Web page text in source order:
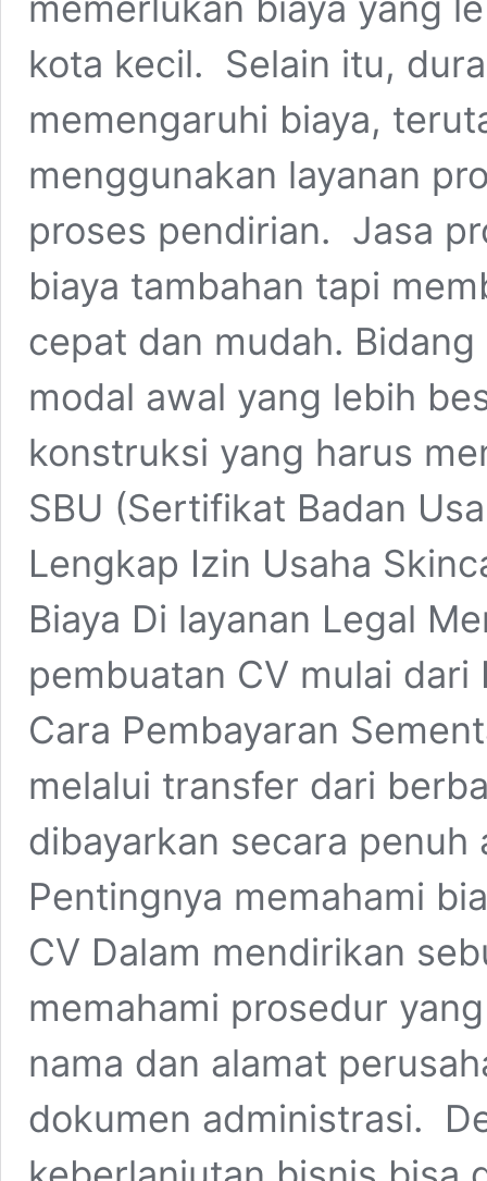
kota kecil. Selain itu,
memengaruhi biaya,
menggunakan layanan
proses pendirian. Jasa
biaya tambahan tapi
cepat dan mudah.
modal awal yang lebih
konstruksi yang harus
SBU (Sertifikat Badan
Lengkap Izin Usaha
Biaya Di layanan Legal
pembuatan CV mulai
Cara Pembayaran
melalui transfer dari
dibayarkan secara penuh
Pentingnya memahami
CV Dalam mendirikan
memahami prosedur
nama dan alamat
dokumen administrasi.